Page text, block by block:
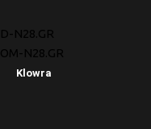
D-N28.GR
OM-N28.GR
Klowra